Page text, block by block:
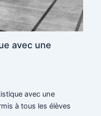
avec une
avec une
à tous les élèves